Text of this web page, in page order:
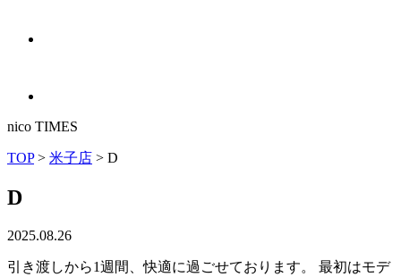
nico TIMES
TOP> 米子店 > D
D
2025.08.26
引き渡しから1週間、快適に過ごせております。 最初はモデ